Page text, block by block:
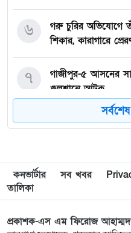
গরু চুরির অভিযোগে
শিকার, কারাগারে
৬
গাজীপুর-৫ আসনের
গুলশানে আটক
৭
মাগুরায় সাকিব আল
৮
দিল্লিতে গণমাধ্যমে
৯
ইসরায়েলপন্থিরা ৬০
১০
কনভার্টার সব খবর
তালিকা
প্রকাশক-এস এম ফিরোজ আহাম্মদ